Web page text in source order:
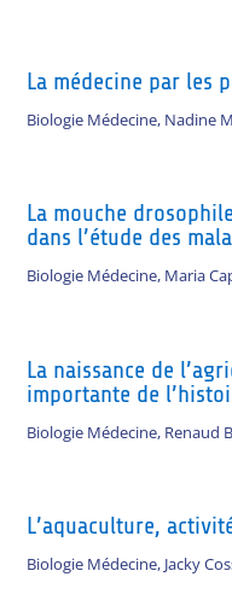
La médecine par les
Biologie Médecine, Nadine
La mouche
dans l’étude des
Biologie Médecine, Maria
La naissance de
importante de
Biologie Médecine, Renaud
L’aquaculture,
Biologie Médecine, Jacky